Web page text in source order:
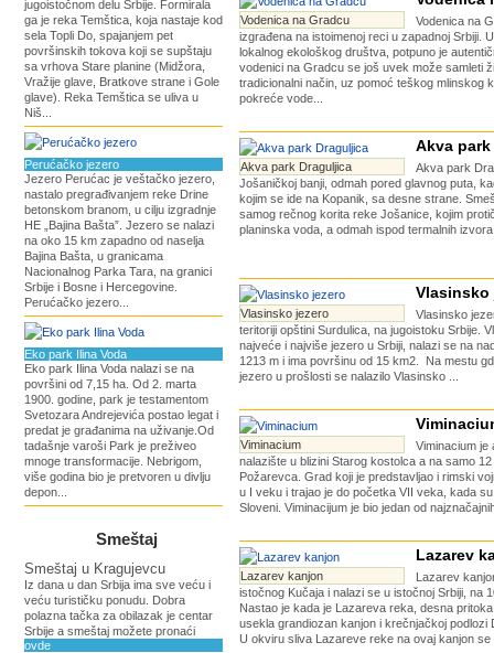
jugoistočnom delu Srbije. Formirala
ga je reka Temštica, koja nastaje kod
sela Topli Do, spajanjem pet
površinskih tokova koji se supštaju
sa vrhova Stare planine (Midžora,
Vražije glave, Bratkove strane i Gole
glave). Reka Temštica se uliva u
Niš...
Perućačko jezero
Jezero Perućac je veštačko jezero,
nastalo pregrađivanjem reke Drine
betonskom branom, u cilju izgradnje
HE „Bajina Bašta”. Jezero se nalazi
na oko 15 km zapadno od naselja
Bajina Bašta, u granicama
Nacionalnog Parka Tara, na granici
Srbije i Bosne i Hercegovine.
Perućačko jezero...
Eko park Ilina Voda
Eko park Ilina Voda nalazi se na
površini od 7,15 ha. Od 2. marta
1900. godine, park je testamentom
Svetozara Andrejevića postao legat i
predat je građanima na uživanje.Od
tadašnje varoši Park je preživeo
mnoge transformacije. Nebrigom,
više godina bio je pretvoren u divlju
depon...
Smeštaj
Smeštaj u Kragujevcu
Iz dana u dan Srbija ima sve veću i
veću turističku ponudu. Dobra
polazna tačka za obilazak je centar
Srbije a smeštaj možete pronaći
ovde
Vodenica na Gradcu
Vodenica na
izgrađena na istoimenoj reci u zapadnoj Srbiji.
lokalnog ekološkog društva, potpuno je
vodenici na Gradcu se još uvek može samleti
tradicionalni način, uz pomoć teškog mlinskog
pokreće vode...
Akva park Draguljica
Akva
Akva park
Jošaničkoj banji, odmah pored glavnog puta,
kojim se ide na Kopanik, sa desne strane.
samog rečnog korita reke Jošanice, kojim
planinska voda, a odmah ispod termalnih
Vlasinsko jezero
Vlasinsko
Vlasinsko
teritoriji opštini Surdulica, na jugoistoku Srbije.
najveće i najviše jezero u Srbiji, nalazi se na
1213 m i ima površinu od 15 km2. Na mestu
jezero u prošlosti se nalazilo Vlasinsko ...
Viminacium
Viminacium je
nalazište u blizini Starog kostolca a na samo
Požarevca. Grad koji je predstavljao i rimski
u I veku i trajao je do početka VII veka, kada
Sloveni. Viminacijum je bio jedan od
Lazarev kanjon
Lazarev
Lazarev
istočnog Kučaja i nalazi se u istočnoj Srbiji, na
Nastao je kada je Lazareva reka, desna
usekla grandiozan kanjon i krečnjačkoj podlozi
U okviru sliva Lazareve reke na ovaj kanjon se